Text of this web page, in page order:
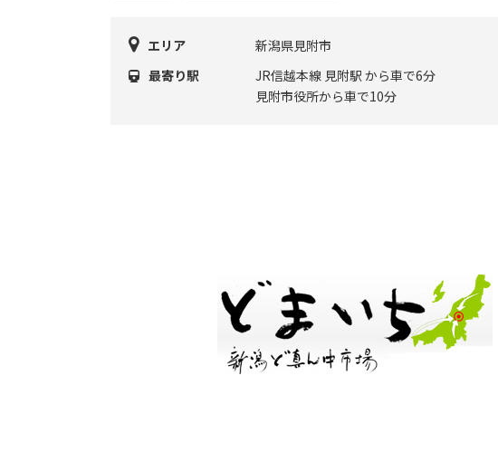
エリア
新潟県見附市
最寄り駅
JR信越本線 見附駅 から車で6分
見附市役所から車で10分